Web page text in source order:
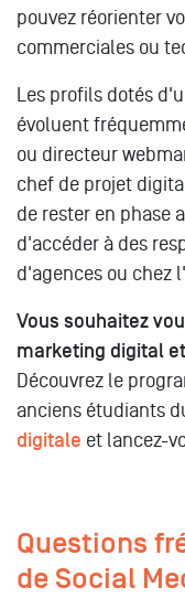
pouvez réorienter
commerciales ou
Les profils dotés
évoluent
ou directeur
chef de projet
de rester en phase
d'accéder à des
d'agences ou chez
Vous souhaitez
marketing digital
Découvrez le
anciens étudiants
digitale et lancez-
Questions
de Social